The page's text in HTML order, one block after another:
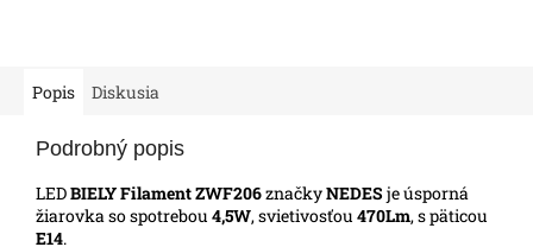
Popis Diskusia
Podrobný popis
LEDBIELY Filament ZWF206značkyNEDES je úsporná
žiarovka so spotrebou 4,5W, svietivosťou 470Lm, s päticou
E14.